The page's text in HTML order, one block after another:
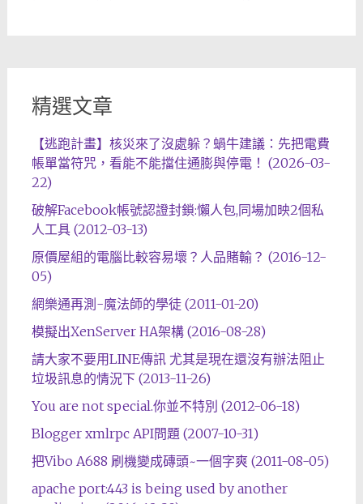
精選文章
【逃跑計畫】核災來了沒處躲？蝸牛建議：先把電費
帳單當符咒，看能不能擋住通膨與停電！ (2026-03-
22)
破解Facebook帳號認證封鎖:懶人包,同場加映2個私
人工具 (2012-03-13)
原價屋組的電腦比較容易壞？人品賭輸？ (2016-12-
05)
網樂通再測-魔法師的學徒 (2011-01-20)
模擬出XenServer HA架構 (2016-08-28)
請大家不要用LINE傳訊 尤其是現在還沒有辦法阻止
垃圾訊息的情況下 (2013-11-26)
You are not special.你並不特別 (2012-06-18)
Blogger xmlrpc API問題 (2007-10-31)
把Vibo A688 刷機變成磚頭~一個字爽 (2011-08-05)
apache port:443 is being used by another